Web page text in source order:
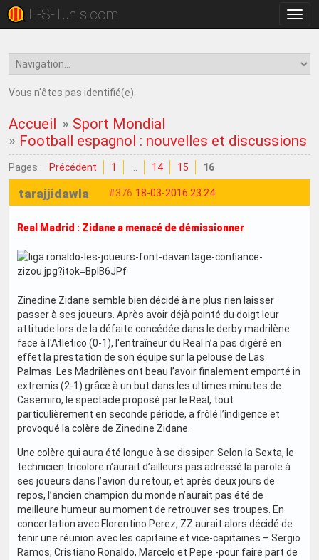
la
E-S-Tunis.com
Vous n'êtes pas identifié(e).
Accueil » Sport Mondial
» Football espagnol : nouvelles et discussions
Pages : Précédent 1 14 15 16
#376 18-03-2016 23:24
tarajjidawla
Real Madrid : Zidane a menacé de démissionner
Zinedine Zidane semble bien décidé à ne plus rien laisser
passer à ses joueurs. Après avoir déjà pointé du doigt leur
attitude lors de la défaite concédée dans le derby madrilène
face à l'Atletico (0-1), l'entraîneur du Real n’a pas digéré en
effet la prestation de son équipe sur la pelouse de Las
Palmas. Les Madrilènes ont beau l’avoir finalement emporté in
extremis (2-1) grâce à un but dans les ultimes minutes de
Casemiro, le spectacle proposé par le Real, tout
particulièrement en seconde période, a frôlé l’indigence et
provoqué la colère de Zinedine Zidane.
Une colère qui aura été longue à se dissiper. Selon la Sexta, le
technicien tricolore n’aurait d’ailleurs pas adressé la parole à
ses joueurs dans l’avion du retour, et après deux jours de
repos, l’ancien champion du monde n’aurait pas été de
meilleure humeur au moment de retrouver ses troupes. En
concertation avec Florentino Perez, ZZ aurait alors décidé de
tenir une réunion avec les capitaine et vice-capitaines – Sergio
Ramos, Cristiano Ronaldo, Marcelo et Pepe -pour faire part de